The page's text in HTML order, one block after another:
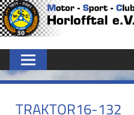
Zum
Inhalt
TRAKTOR16-132